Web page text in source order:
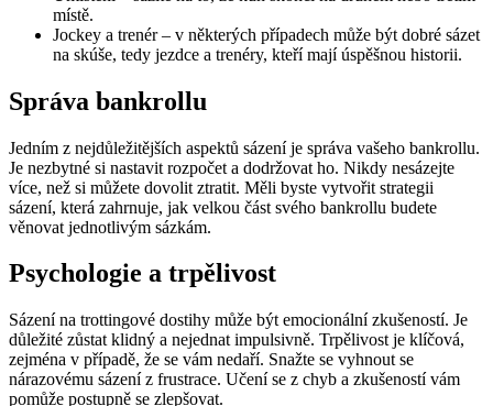
místě.
Jockey a trenér – v některých případech může být dobré sázet
na skúše, tedy jezdce a trenéry, kteří mají úspěšnou historii.
Správa bankrollu
Jedním z nejdůležitějších aspektů sázení je správa vašeho bankrollu.
Je nezbytné si nastavit rozpočet a dodržovat ho. Nikdy nesázejte
více, než si můžete dovolit ztratit. Měli byste vytvořit strategii
sázení, která zahrnuje, jak velkou část svého bankrollu budete
věnovat jednotlivým sázkám.
Psychologie a trpělivost
Sázení na trottingové dostihy může být emocionální zkušeností. Je
důležité zůstat klidný a nejednat impulsivně. Trpělivost je klíčová,
zejména v případě, že se vám nedaří. Snažte se vyhnout se
nárazovému sázení z frustrace. Učení se z chyb a zkušeností vám
pomůže postupně se zlepšovat.